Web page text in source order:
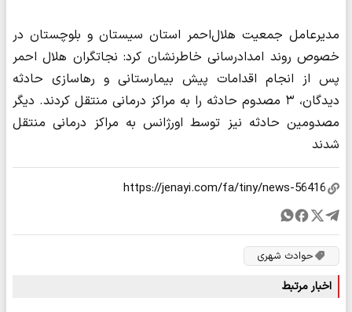
مدیرعامل جمعیت هلال‌احمر استان سیستان و بلوچستان در
خصوص روند امدادرسانی خاطرنشان کرد: نجاتگران هلال احمر
پس از انجام اقدامات پیش بیمارستانی و رهاسازی حادثه
دیدگان، ۳ مصدوم حادثه را به مراکز درمانی منتقل کردند. دیگر
مصدومین حادثه نیز توسط اورژانس به مراکز درمانی منتقل
شدند
حوادث شهری
اخبار مرتبط